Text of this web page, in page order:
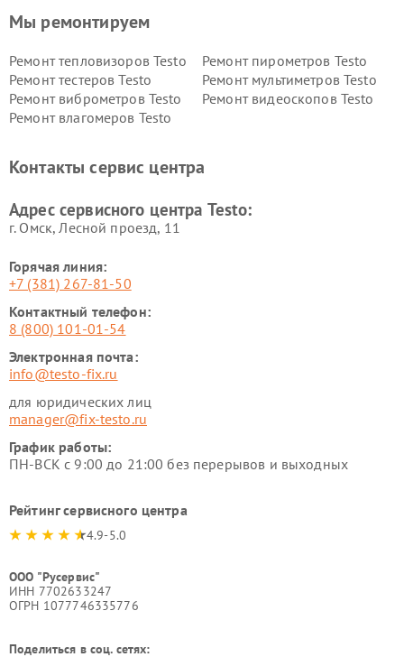
Мы ремонтируем
Ремонт тепловизоров Testo
Ремонт пирометров Testo
Ремонт тестеров Testo
Ремонт мультиметров Testo
Ремонт виброметров Testo
Ремонт видеоскопов Testo
Ремонт влагомеров Testo
Контакты сервис центра
Адрес сервисного центра Testo:
г. Омск, ​Лесной проезд, 11
Горячая линия:
+7 (381) 267-81-50
Контактный телефон:
8 (800) 101-01-54
Электронная почта:
info@testo-fix.ru
для юридических лиц
manager@fix-testo.ru
График работы:
ПН-ВСК с 9:00 до 21:00 без перерывов и выходных
Рейтинг сервисного центра
4.9-5.0
ООО "Русервис"
ИНН 7702633247
ОГРН 1077746335776
Поделиться в соц. сетях: